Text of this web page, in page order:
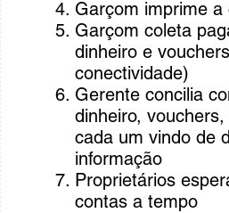
Contact Sales
Sign In
Garçom imprime a
Garçom coleta
dinheiro e
conectividade)
Gerente concilia
dinheiro,
cada um vindo de
informação
Proprietários
contas a tempo